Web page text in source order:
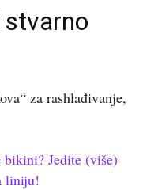
za rashlađivanje,
bikini? Jedite (više)
liniju!